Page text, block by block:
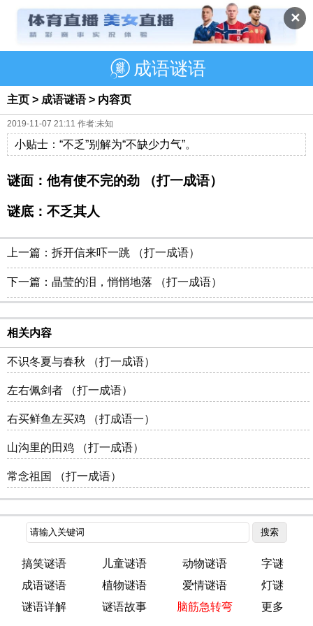
✕
成语谜语
主页 > 成语谜语> 内容页
2019-11-07 21:11 作者:未知
小贴士：“不乏”别解为“不缺少力气”。
谜面：他有使不完的劲 （打一成语）
谜底：不乏其人
上一篇： 拆开信来吓一跳 （打一成语）
下一篇： 晶莹的泪，悄悄地落 （打一成语）
相关内容
不识冬夏与春秋 （打一成语）
左右佩剑者 （打一成语）
右买鲜鱼左买鸡 （打成语一）
山沟里的田鸡 （打一成语）
常念祖国 （打一成语）
搞笑谜语 儿童谜语 动物谜语
字谜
成语谜语
植物谜语 爱情谜语
灯谜
谜语详解
谜语故事 脑筋急转弯 更多